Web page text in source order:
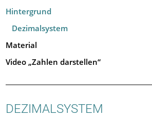
Hintergrund
Dezimalsystem
Material
Video „Zahlen darstellen“
DEZIMALSYSTEM